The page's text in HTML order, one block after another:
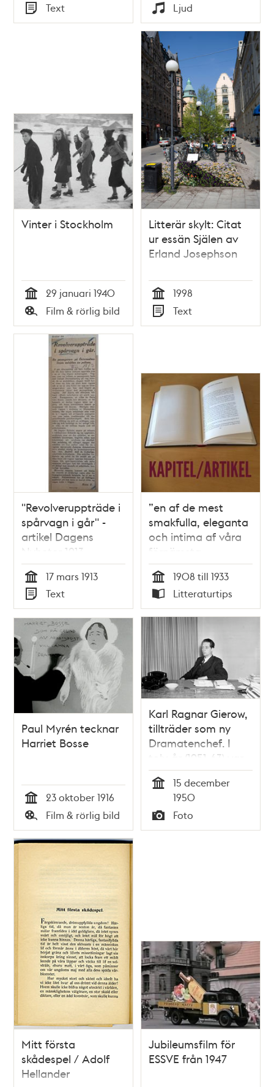
Tid
Typ
Text
Tid
Typ
Ljud
Vinter i Stockholm
Tid
29 januari 1940
Typ
Film & rörlig bild
Litterär skylt: Citat
ur essän Själen av
Erland Josephson
Tid
1998
Typ
Text
"Revolveruppträde i
spårvagn i går" -
artikel Dagens
Nyheter 1913
Tid
17 mars 1913
Typ
Text
”en af de mest
smakfulla, eleganta
och intima af våra
förnämsta
restauranter” / Dag
Kronlund
Tid
1908 till 1933
Typ
Litteraturtips
Paul Myrén tecknar
Harriet Bosse
Tid
23 oktober 1916
Typ
Film & rörlig bild
Karl Ragnar Gierow,
tillträder som ny
Dramatenchef. I
tolv år (1951-63) var
Gierow chef för
Dramaten. (Perioden
1946-51 var han
kulturchef på
Svenska Dagbladet)
15 december
1950
Typ
Foto
Mitt första
skådespel / Adolf
Hellander
Jubileumsfilm för
ESSVE från 1947